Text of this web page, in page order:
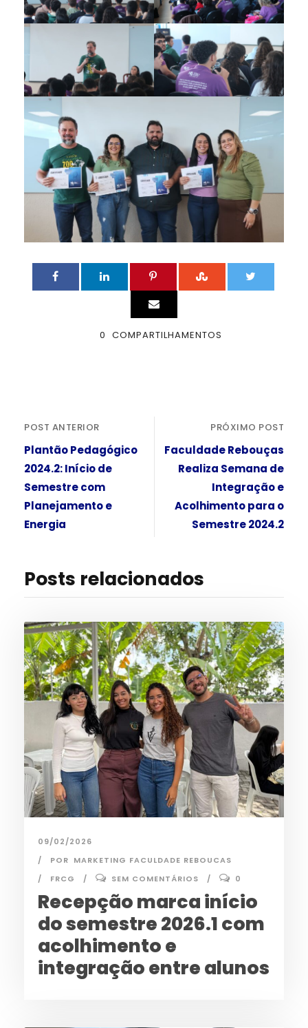
0 COMPARTILHAMENTOS
POST ANTERIOR
Plantão Pedagógico
2024.2: Início de
Semestre com
Planejamento e
Energia
PRÓXIMO POST
Faculdade Rebouças
Realiza Semana de
Integração e
Acolhimento para o
Semestre 2024.2
Posts relacionados
09/02/2026
POR MARKETING FACULDADE REBOUCAS
FRCG
SEM COMENTÁRIOS 0
Recepção marca início
do semestre 2026.1 com
acolhimento e
integração entre alunos